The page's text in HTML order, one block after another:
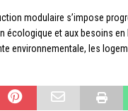
modulaire s’impose
écologique et aux besoins
environnementale, les